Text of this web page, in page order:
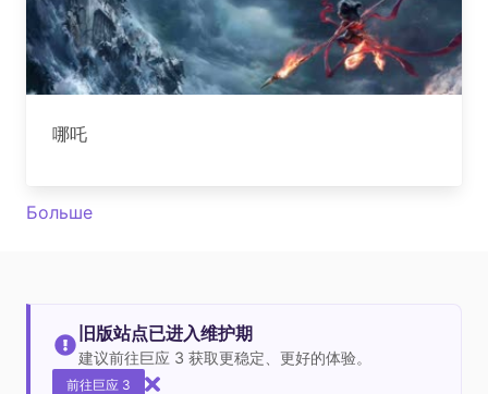
哪吒
Больше
旧版站点已进入维护期
建议前往巨应 3 获取更稳定、更好的体验。
前往巨应 3